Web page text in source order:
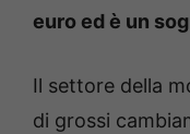
euro ed è un
Il settore della
di grossi